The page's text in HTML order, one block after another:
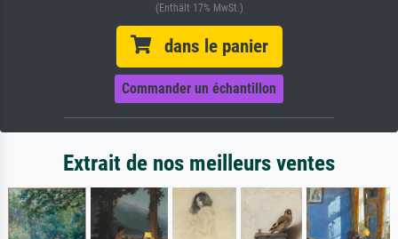
(Enthält 17% MwSt.)
dans le panier
Commander un échantillon
Extrait de nos meilleurs ventes